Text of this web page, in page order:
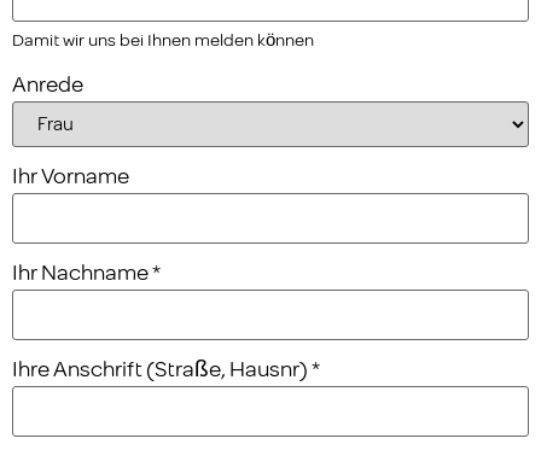
Damit wir uns bei Ihnen melden können
Anrede
Ihr Vorname
Ihr Nachname*
Ihre Anschrift (Straße, Hausnr)*